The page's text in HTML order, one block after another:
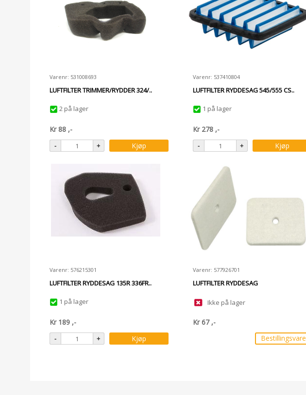
Varenr: 531008693
LUFTFILTER TRIMMER/RYDDER 324/..
2 på lager
Kr 88 ,-
Kjøp
Varenr: 537410804
LUFTFILTER RYDDESAG 545/555 CS..
1 på lager
Kr 278 ,-
Kjøp
Varenr: 576215301
LUFTFILTER RYDDESAG 135R 336FR..
1 på lager
Kr 189 ,-
Kjøp
Varenr: 577926701
LUFTFILTER RYDDESAG
Ikke på lager
Kr67 ,-
Bestillingsvare